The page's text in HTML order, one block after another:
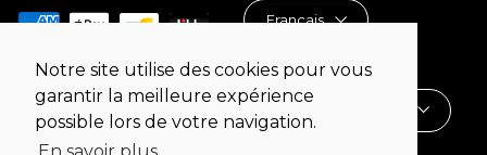
Notre site utilise des cookies pour vous
garantir la meilleure expérience
possible lors de votre navigation.
Français
Devise